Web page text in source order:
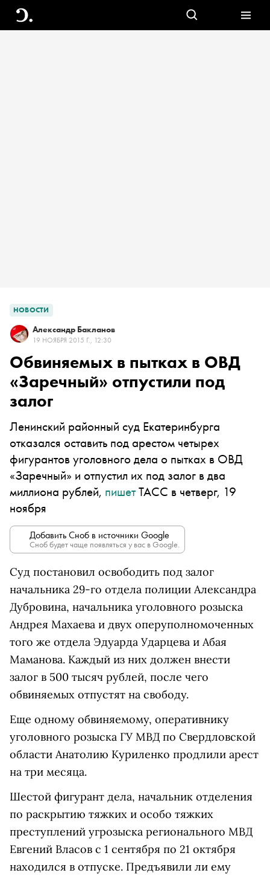
НОВОСТИ
Александр Бакланов
19 НОЯБРЯ 2015 Г., 12:30
Обвиняемых в пытках в ОВД
«Заречный» отпустили под
залог
Ленинский районный суд Екатеринбурга
отказался оставить под арестом четырех
фигурантов уголовного дела о пытках в ОВД
«Заречный» и отпустил их под залог в два
миллиона рублей, пишетТАСС в четверг, 19
ноября
Добавить Сноб в источники Google
Сноб будет чаще появляться у вас в Google.
Суд постановил освободить под залог
начальника 29-го отдела полиции Александра
Дубровина, начальника уголовного розыска
Андрея Махаева и двух оперуполномоченных
того же отдела Эдуарда Ударцева и Абая
Маманова. Каждый из них должен внести
залог в 500 тысяч рублей, после чего
обвиняемых отпустят на свободу.
Еще одному обвиняемому, оперативнику
уголовного розыска ГУ МВД по Свердловской
области Анатолию Куриленко продлили арест
на три месяца.
Шестой фигурант дела, начальник отделения
по раскрытию тяжких и особо тяжких
преступлений угрозыска регионального МВД
Евгений Власов с 1 сентября по 21 октября
находился в отпуске. Предъявили ли ему